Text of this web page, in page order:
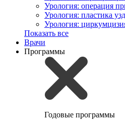
Урология: операция
Урология: пластика
Урология:
Показать все
Врачи
Программы
Годовые программы